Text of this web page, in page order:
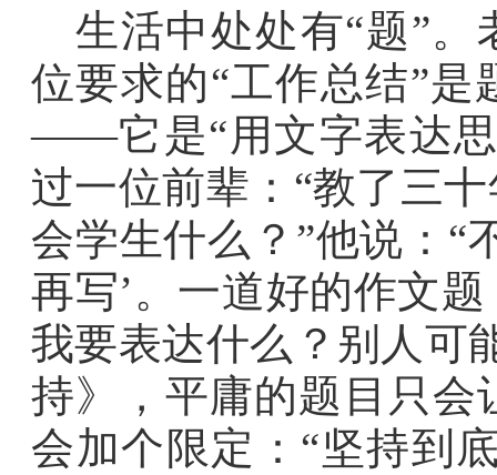
生活中处处有“题”。
位要求的“工作总结”
——它是“用文字表达思
过一位前辈：“教了三
会学生什么？”他说：“
再写’。一道好的作文
我要表达什么？别人可
持》，平庸的题目只会
会加个限定：“坚持到